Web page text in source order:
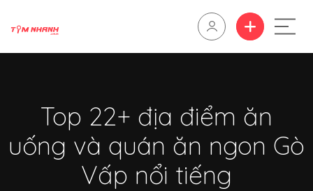
Top 22+ địa điểm ăn
uống và quán ăn ngon Gò
Vấp nổi tiếng